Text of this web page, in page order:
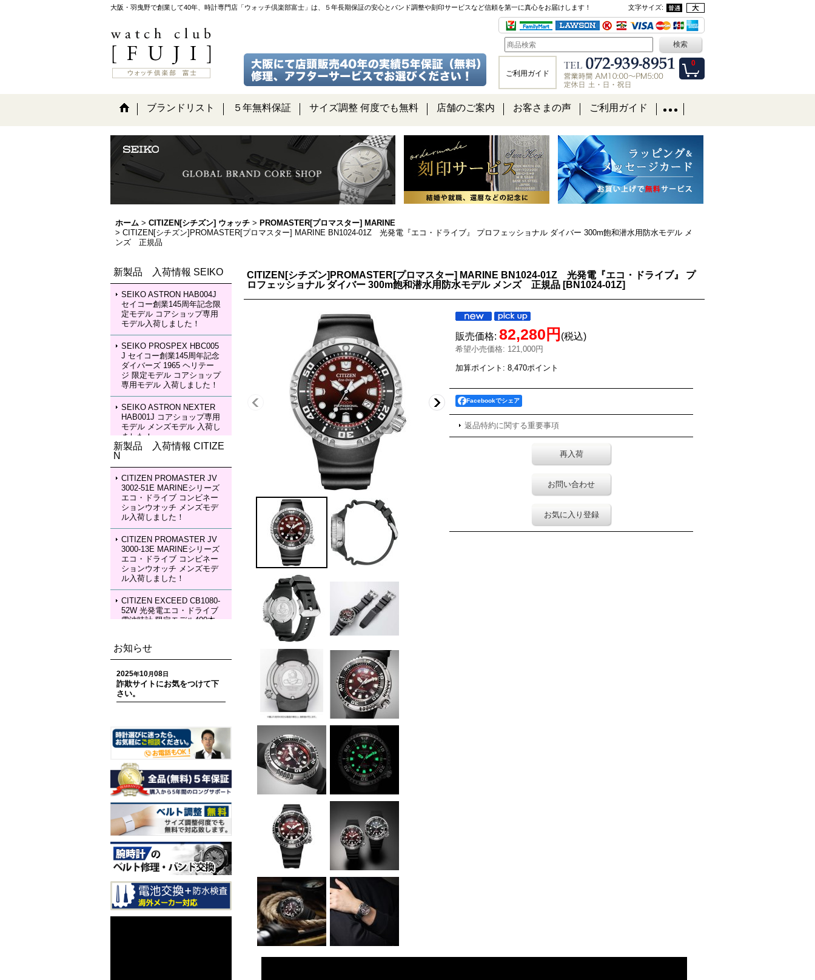
大阪・羽曳野で創業して40年、時計専門店「ウォッチ倶楽部富士」は、５年長期保証の安心とバンド調整や刻印サービスなど信頼を第一に真心をお届けします！ 文字サイズ:
0
ご利用ガイド
ブランドリスト ５年無料保証 サイズ調整 何度でも無料 店舗のご案内 お客さまの声 ご利用ガイド
ホーム > CITIZEN[シチズン] ウォッチ > PROMASTER[プロマスター] MARINE
> CITIZEN[シチズン]PROMASTER[プロマスター] MARINE BN1024-01Z 光発電『エコ・ドライブ』 プロフェッショナル ダイバー 300m飽和潜水用防水モデル メ
ンズ 正規品
新製品 入荷情報 SEIKO
SEIKO ASTRON HAB004J
セイコー創業145周年記念限
定モデル コアショップ専用
モデル入荷しました！
SEIKO PROSPEX HBC005
J セイコー創業145周年記念
ダイバーズ 1965 ヘリテー
ジ 限定モデル コアショップ
専用モデル 入荷しました！
SEIKO ASTRON NEXTER
HAB001J コアショップ専用
モデル メンズモデル 入荷し
ました！
HAB002J コアショップ専用
モデル メンズモデル 入荷し
ました！
SEIKO LUKIA HEA003J LU
KIA Grow with DAICHI MIU
RA Limited Edition レディー
スモデル 入荷しました！
SEIKO LUKIA HEA004J LU
KIA Grow with DAICHI MIU
RA Limited Edition メカニカ
ルウォッチ レディースモデ
ル 入荷しました！
新製品 入荷情報 CITIZE
N
CITIZEN PROMASTER JV
3002-51E MARINEシリーズ
エコ・ドライブ コンビネー
ションウオッチ メンズモデ
ル入荷しました！
CITIZEN PROMASTER JV
3000-13E MARINEシリーズ
エコ・ドライブ コンビネー
ションウオッチ メンズモデ
ル入荷しました！
CITIZEN EXCEED CB1080-
52W 光発電エコ・ドライブ
電波時計 限定モデル400本
CITIZEN EXCEED EC1120-
59W 光発電エコ・ドライブ
電波時計 限定モデル400本
ペアモデル レディースモデ
ル 入荷しました！
80H ACT Line 光発電エコ・
ドライブ GPS衛星電波時計
限定モデル 世界限定1,800
本 メンズモデル 入荷しまし
た！
CITIZEN ATTESA CC4078-
51E ACT Line LIGHT in BL
ACK Eco-Drive 50th Anniver
sary Edition メンズモデル
入荷しました！
CITIZEN EXCEED CB1147-
61E LIGHT in BLACK Eco-
Drive 50th Anniversary Editi
on メンズモデル 入荷しま
した！
CITIZEN ATTESA AT8384-5
お知らせ
2025年10月 08日
詐欺サイトにお気をつけて下
さい。
CITIZEN[シチズン]PROMASTER[プロマスター] MARINE BN1024-01Z 光発電『エコ・ドライブ』 プ
ロフェッショナル ダイバー 300m飽和潜水用防水モデル メンズ 正規品 [BN1024-01Z]
販売価格: 82,280円 (税込)
希望小売価格: 121,000円
加算ポイント: 8,470ポイント
Facebookでシェア
返品特約に関する重要事項
再入荷
お問い合わせ
お気に入り登録